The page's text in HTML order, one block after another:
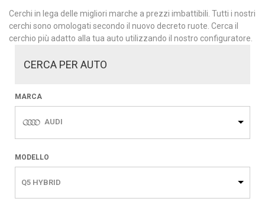
Cerchi in lega delle migliori marche a prezzi imbattibili. Tutti i nostri
cerchi sono omologati secondo il nuovo decreto ruote. Cerca il
cerchio più adatto alla tua auto utilizzando il nostro configuratore.
CERCA PER AUTO
MARCA
AUDI
MODELLO
Q5 HYBRID